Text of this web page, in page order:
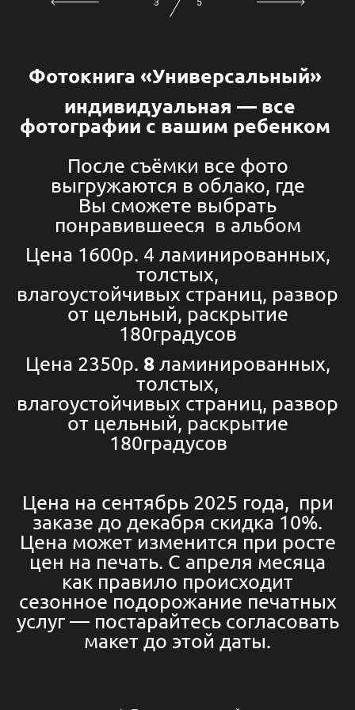
3 5
Фотокнига «Универсальный»
индивидуальная — все
фотографии с вашим ребенком
После съёмки все фото
выгружаются в облако, где
Вы сможете выбрать
понравившееся в альбом
Цена 1600р. 4 ламинированных,
толстых,
влагоустойчивых страниц, развор
от цельный, раскрытие
180градусов
Цена 2350р. 8ламинированных,
толстых,
влагоустойчивых страниц, развор
от цельный, раскрытие
180градусов
Цена на сентябрь 2025 года, при
заказе до декабря скидка 10%.
Цена может изменится при росте
цен на печать. С апреля месяца
как правило происходит
сезонное подорожание печатных
услуг — постарайтесь согласовать
макет до этой даты.